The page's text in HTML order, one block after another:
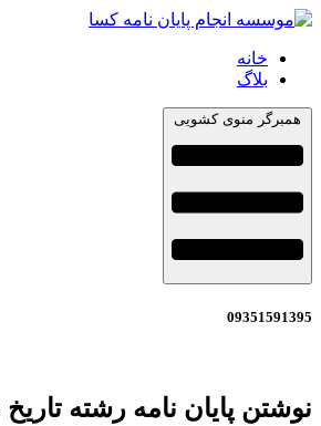
خانه
بلاگ
همبرگر منوی کشویی
09351591395
نوشتن پایان نامه رشته